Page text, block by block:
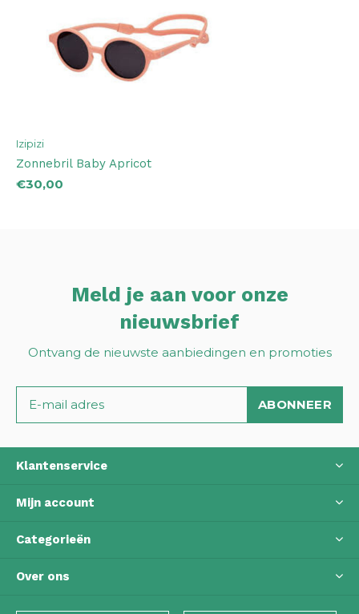
Izipizi
Zonnebril Baby Apricot
€30,00
Meld je aan voor onze
nieuwsbrief
Ontvang de nieuwste aanbiedingen en promoties
ABONNEER
Klantenservice
Mijn account
Categorieën
Over ons